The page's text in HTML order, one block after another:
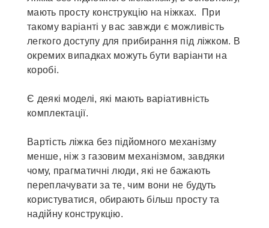
мають просту конструкцію на ніжках. При
такому варіанті у вас завжди є можливість
легкого доступу для прибирання під ліжком. В
окремих випадках можуть бути варіанти на
коробі.
Є деякі моделі, які мають варіативність
комплектації.
Вартість ліжка без підйомного механізму
менше, ніж з газовим механізмом, завдяки
чому, прагматичні люди, які не бажають
переплачувати за те, чим вони не будуть
користуватися, обирають більш просту та
надійну конструкцію.